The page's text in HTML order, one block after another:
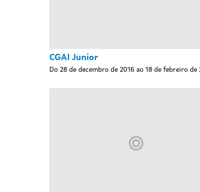
CGAI Junior
Do 28 de decembro de 2016 ao 18 de febreiro de